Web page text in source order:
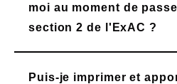
moi au moment de
section 2 de l'ExAC ?
Puis-je imprimer et